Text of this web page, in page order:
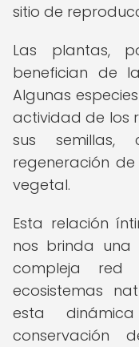
sitio de
Las plantas,
benefician de
Algunas
actividad de los
sus
regeneración
vegetal.
Esta relación
nos brinda
compleja red
ecosistemas
esta
conservación